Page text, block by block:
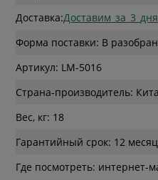
Доставка:Доставим_за_3_дня
Форма поставки: В
Артикул: LM-5016
Страна-производитель:
Вес, кг: 18
Гарантийный срок: 12
Где посмотреть: интернет-